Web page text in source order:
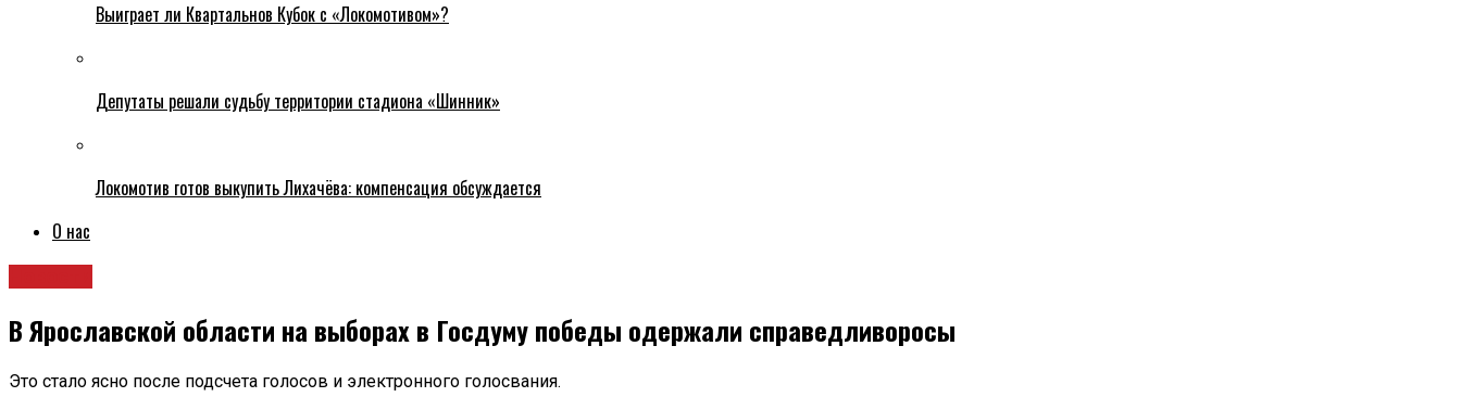
Выиграет ли Квартальнов Кубок с «Локомотивом»?
Депутаты решали судьбу территории стадиона «Шинник»
Локомотив готов выкупить Лихачёва: компенсация обсуждается
О нас
В Ярославской области на выборах в Госдуму победы одержали справедливоросы
Это стало ясно после подсчета голосов и электронного голосвания.